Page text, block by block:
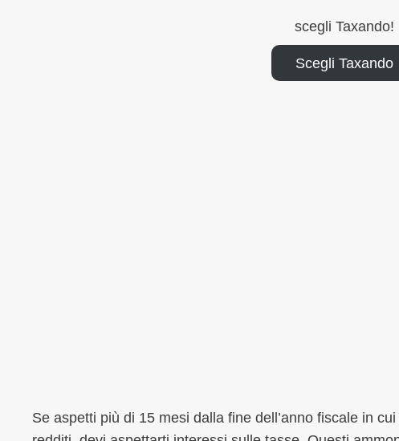
scegli Taxando!
Scegli Taxando
Se aspetti più di 15 mesi dalla fine dell’anno fiscale in